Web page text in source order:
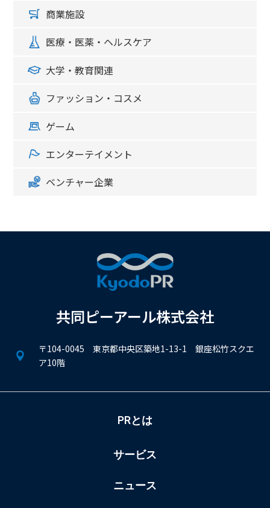
商業施設
医療・医薬・ヘルスケア
大学・教育関連
ファッション・コスメ
ゲーム
エンターテイメント
ベンチャー企業
共同ピーアール株式会社
〒104-0045 東京都中央区築地1-13-1 銀座松竹スクエ
ア10階
PRとは
サービス
ニュース